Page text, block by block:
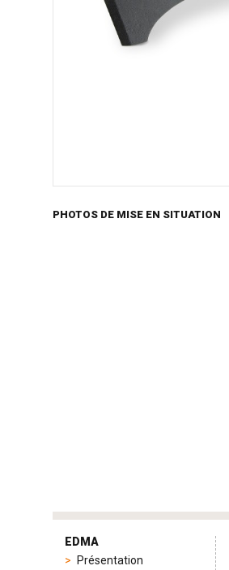
PHOTOS DE MISE EN SITUATION
EDMA
Présentation